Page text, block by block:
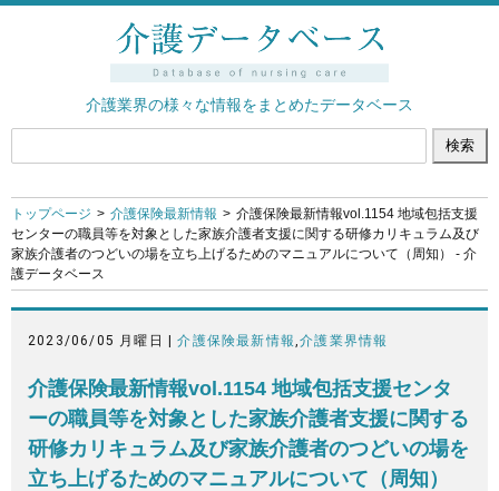
介護業界の様々な情報をまとめたデータベース
トップページ 介護保険最新情報
介護保険最新情報vol.1154 地域包括支援
センターの職員等を対象とした家族介護者支援に関する研修カリキュラム及び
家族介護者のつどいの場を立ち上げるためのマニュアルについて（周知） - 介
護データベース
2023/06/05 月曜日 |介護保険最新情報,介護業界情報
介護保険最新情報vol.1154 地域包括支援センタ
ーの職員等を対象とした家族介護者支援に関する
研修カリキュラム及び家族介護者のつどいの場を
立ち上げるためのマニュアルについて（周知）